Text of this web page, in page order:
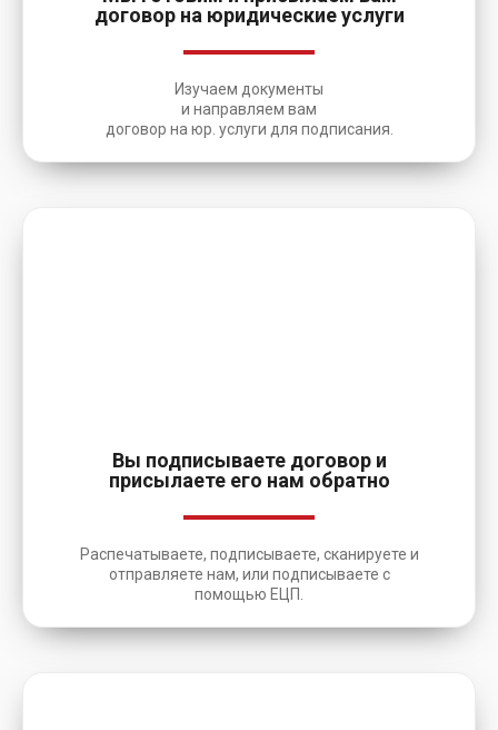
договор на юридические услуги
Изучаем документы
и направляем вам
договор на юр. услуги для подписания.
Вы подписываете договор и
присылаете его нам обратно
Распечатываете, подписываете, сканируете и
отправляете нам, или подписываете с
помощью ЕЦП.